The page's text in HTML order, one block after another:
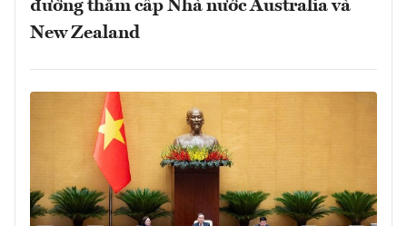
đường thăm cấp Nhà nước Australia và
New Zealand